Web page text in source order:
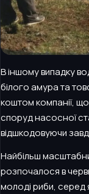
В іншому випадку
білого амура та
коштом компанії,
споруд насосної
відшкодовуючи
Найбільш
розпочалося в
молоді риби, серед